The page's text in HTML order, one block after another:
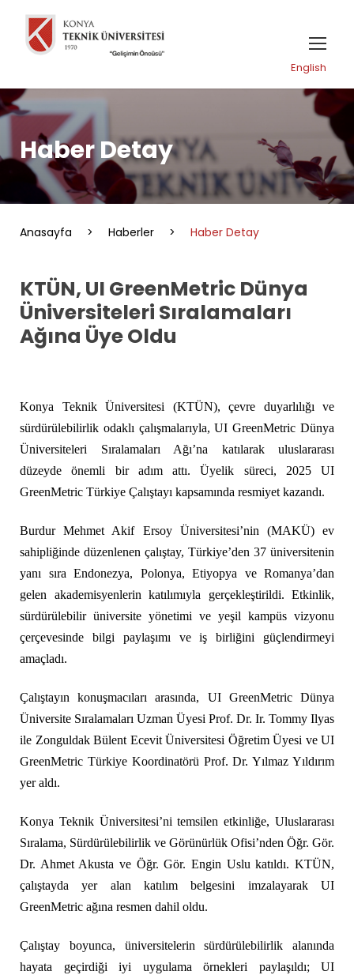
English
Haber Detay
Anasayfa > Haberler > Haber Detay
KTÜN, UI GreenMetric Dünya
Üniversiteleri Sıralamaları
Ağına Üye Oldu
Konya Teknik Üniversitesi (KTÜN), çevre duyarlılığı ve
sürdürülebilirlik odaklı çalışmalarıyla, UI GreenMetric Dünya
Üniversiteleri Sıralamaları Ağı’na katılarak uluslararası
düzeyde önemli bir adım attı. Üyelik süreci, 2025 UI
GreenMetric Türkiye Çalıştayı kapsamında resmiyet kazandı.
Burdur Mehmet Akif Ersoy Üniversitesi’nin (MAKÜ) ev
sahipliğinde düzenlenen çalıştay, Türkiye’den 37 üniversitenin
yanı sıra Endonezya, Polonya, Etiyopya ve Romanya’dan
gelen akademisyenlerin katılımıyla gerçekleştirildi. Etkinlik,
sürdürülebilir üniversite yönetimi ve yeşil kampüs vizyonu
çerçevesinde bilgi paylaşımı ve iş birliğini güçlendirmeyi
amaçladı.
Çalıştayın konuşmacıları arasında, UI GreenMetric Dünya
Üniversite Sıralamaları Uzman Üyesi Prof. Dr. Ir. Tommy Ilyas
ile Zonguldak Bülent Ecevit Üniversitesi Öğretim Üyesi ve UI
GreenMetric Türkiye Koordinatörü Prof. Dr. Yılmaz Yıldırım
yer aldı.
Konya Teknik Üniversitesi’ni temsilen etkinliğe, Uluslararası
Sıralama, Sürdürülebilirlik ve Görünürlük Ofisi’nden Öğr. Gör.
Dr. Ahmet Akusta ve Öğr. Gör. Engin Uslu katıldı. KTÜN,
çalıştayda yer alan katılım belgesini imzalayarak UI
GreenMetric ağına resmen dahil oldu.
Çalıştay boyunca, üniversitelerin sürdürülebilirlik alanında
hayata geçirdiği iyi uygulama örnekleri paylaşıldı; UI